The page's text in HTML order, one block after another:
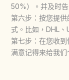
50%）。并及时
第六步：按您提
式。比如，DHL、
第七步：在您收
满意记得来给我